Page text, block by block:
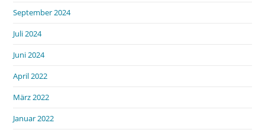
September 2024
Juli 2024
Juni 2024
April 2022
März 2022
Januar 2022